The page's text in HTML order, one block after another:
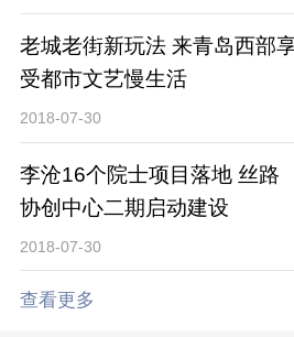
老城老街新玩法 来青岛西部
受都市文艺慢生活
2018-07-30
李沧16个院士项目落地 丝路
协创中心二期启动建设
2018-07-30
查看更多